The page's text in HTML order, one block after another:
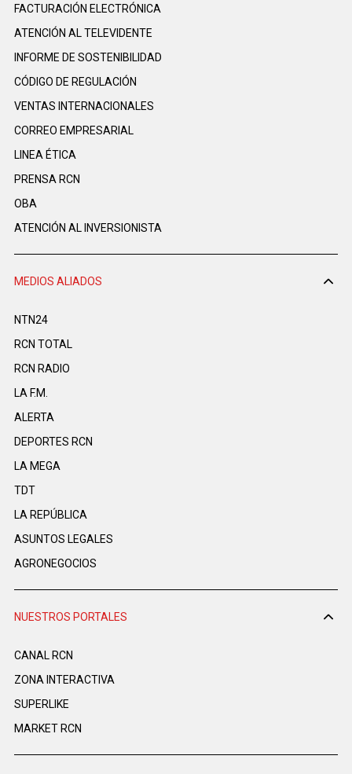
FACTURACIÓN ELECTRÓNICA
ATENCIÓN AL TELEVIDENTE
INFORME DE SOSTENIBILIDAD
CÓDIGO DE REGULACIÓN
VENTAS INTERNACIONALES
CORREO EMPRESARIAL
LINEA ÉTICA
PRENSA RCN
OBA
ATENCIÓN AL INVERSIONISTA
MEDIOS ALIADOS
NTN24
RCN TOTAL
RCN RADIO
LA F.M.
ALERTA
DEPORTES RCN
LA MEGA
TDT
LA REPÚBLICA
ASUNTOS LEGALES
AGRONEGOCIOS
NUESTROS PORTALES
CANAL RCN
ZONA INTERACTIVA
SUPERLIKE
MARKET RCN